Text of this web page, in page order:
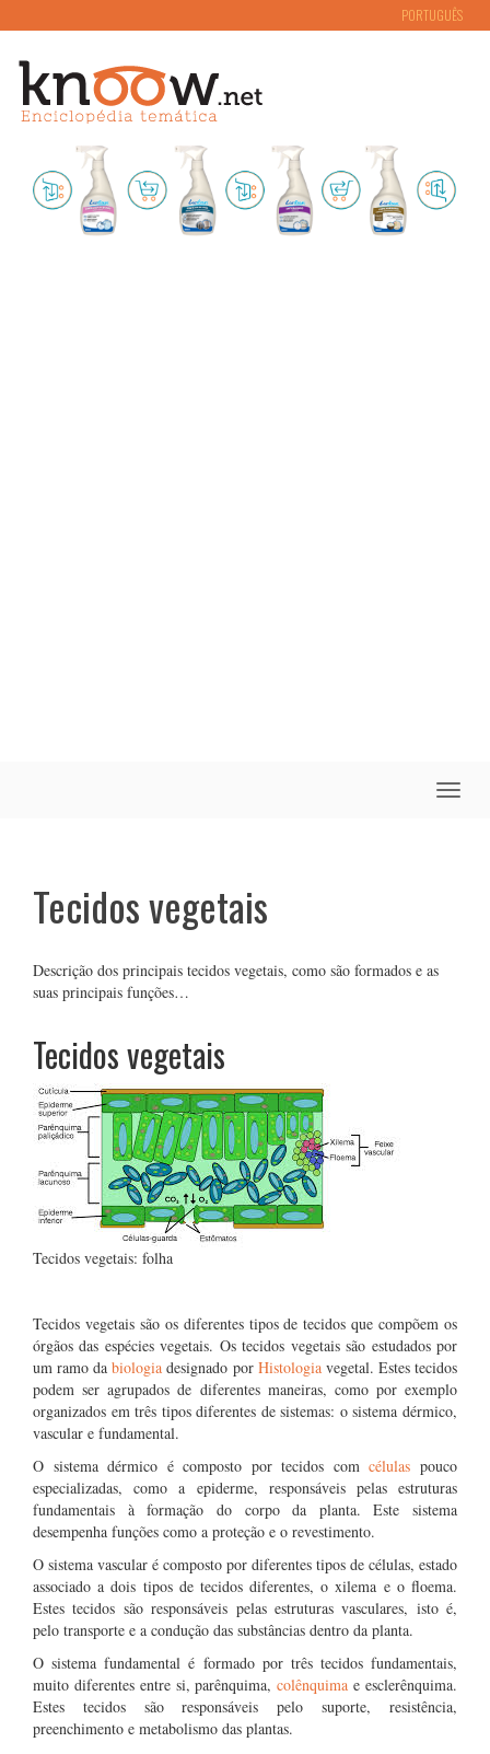
PORTUGUÊS
Toggle
Tecidos vegetais
Descrição dos principais tecidos vegetais, como são formados e as
suas principais funções…
Tecidos vegetais
Tecidos vegetais: folha
Tecidos vegetais são os diferentes tipos de tecidos que compõem os
órgãos das espécies vegetais. Os tecidos vegetais são estudados por
um ramo dabiologiadesignado por Histologiavegetal. Estes tecidos
podem ser agrupados de diferentes maneiras, como por exemplo
organizados em três tipos diferentes de sistemas: o sistema dérmico,
vascular e fundamental.
O sistema dérmico é composto por tecidos comcélulaspouco
especializadas, como a epiderme, responsáveis pelas estruturas
fundamentais à formação do corpo da planta. Este sistema
desempenha funções como a proteção e o revestimento.
O sistema vascular é composto por diferentes tipos de células, estado
associado a dois tipos de tecidos diferentes, o xilema e o floema.
Estes tecidos são responsáveis pelas estruturas vasculares, isto é,
pelo transporte e a condução das substâncias dentro da planta.
O sistema fundamental é formado por três tecidos fundamentais,
muito diferentes entre si, parênquima,colênquimae esclerênquima.
Estes tecidos são responsáveis pelo suporte, resistência,
preenchimento e metabolismo das plantas.